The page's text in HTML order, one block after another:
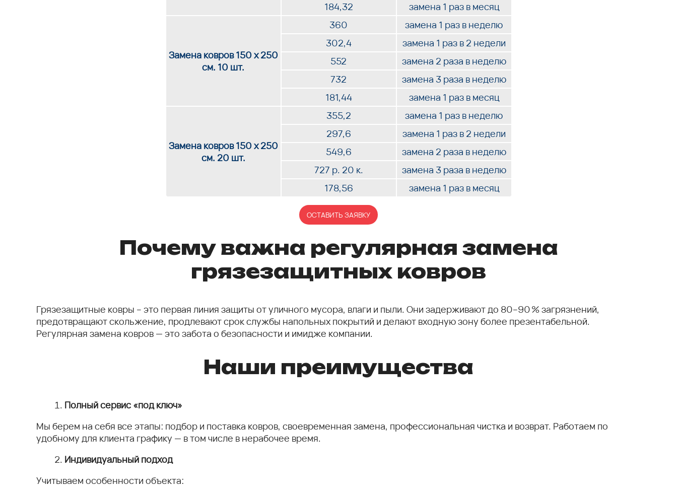
184,32
замена 1 раз в месяц
Замена ковров 150 х 250
см. 10 шт.
360
замена 1 раз в неделю
302,4
замена 1 раз в 2 недели
552
замена 2 раза в неделю
732
замена 3 раза в неделю
181,44
замена 1 раз в месяц
Замена ковров 150 х 250
см. 20 шт.
355,2
замена 1 раз в неделю
297,6
замена 1 раз в 2 недели
549,6
замена 2 раза в неделю
727 р. 20 к.
замена 3 раза в неделю
178,56
замена 1 раз в месяц
ОСТАВИТЬ ЗАЯВКУ
Почему важна регулярная замена
грязезащитных ковров
Грязезащитные ковры – это первая линия защиты от уличного мусора, влаги и пыли. Они задерживают до 80–90 % загрязнений,
предотвращают скольжение, продлевают срок службы напольных покрытий и делают входную зону более презентабельной.
Регулярная замена ковров — это забота о безопасности и имидже компании.
Наши преимущества
Полный сервис «под ключ»
Мы берем на себя все этапы: подбор и поставка ковров, своевременная замена, профессиональная чистка и возврат. Работаем по
удобному для клиента графику — в том числе в нерабочее время.
Индивидуальный подход
Учитываем особенности объекта: